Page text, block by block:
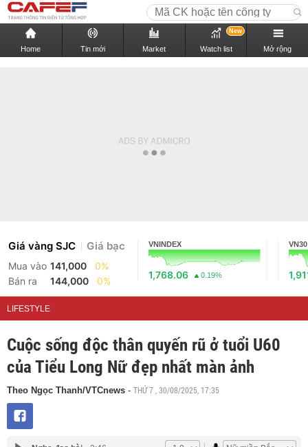
Home Tin mới Market Watch list
New
Mở rộng
Giá vàng SJC Giá bạc
Mua vào 141,000
0%
Bán ra
144,000 0%
VNINDEX
1,768.06 0.19%
VN30
LIFESTYLE
Cuộc sống độc thân quyến rũ ở tuổi U60
của Tiểu Long Nữ đẹp nhất màn ảnh
Theo Ngọc Thanh/VTCnews - THỨ 7 , 30/08/2025, 17:35